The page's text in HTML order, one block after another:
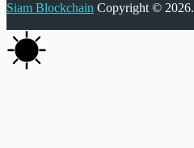
Siam Blockchain Copyright © 2026.